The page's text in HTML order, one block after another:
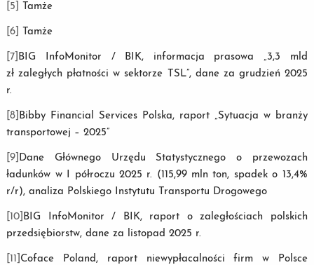
[5] Tamże
[6] Tamże
[7] BIG InfoMonitor / BIK, informacja prasowa „3,3 mld
zł zaległych płatności w sektorze TSL”, dane za grudzień 2025
r.
[8] Bibby Financial Services Polska, raport „Sytuacja w branży
transportowej – 2025”
[9] Dane Głównego Urzędu Statystycznego o przewozach
ładunków w I półroczu 2025 r. (115,99 mln ton, spadek o 13,4%
r/r), analiza Polskiego Instytutu Transportu Drogowego
[10] BIG InfoMonitor / BIK, raport o zaległościach polskich
przedsiębiorstw, dane za listopad 2025 r.
[11] Coface Poland, raport niewypłacalności firm w Polsce